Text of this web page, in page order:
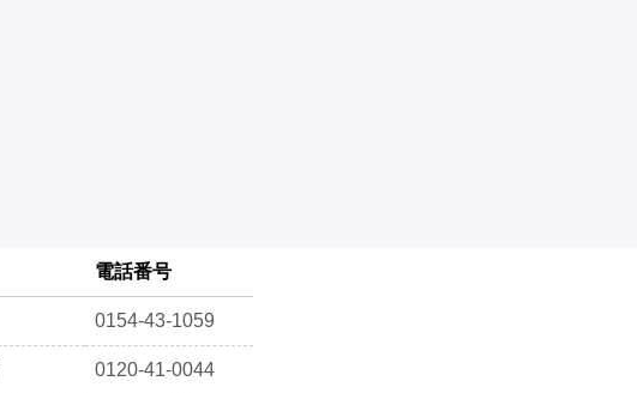
電話番号
0154-43-1059
0120-41-0044